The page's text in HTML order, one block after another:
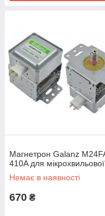
Магнетрон Galanz
410A для мікрохвильової
Немає в наявності
670 ₴